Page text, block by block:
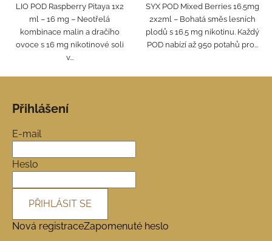
LIO POD Raspberry Pitaya 1x2
ml – 16 mg – Neotřelá
kombinace malin a dračího
ovoce s 16 mg nikotinové soli
v...
SYX POD Mixed Berries 16.5mg
2x2ml – Bohatá směs lesních
plodů s 16.5 mg nikotinu. Každý
POD nabízí až 950 potahů pro...
Přihlášení
E-mail
Heslo
PŘIHLÁSIT SE
Nová registraceZapomenuté heslo